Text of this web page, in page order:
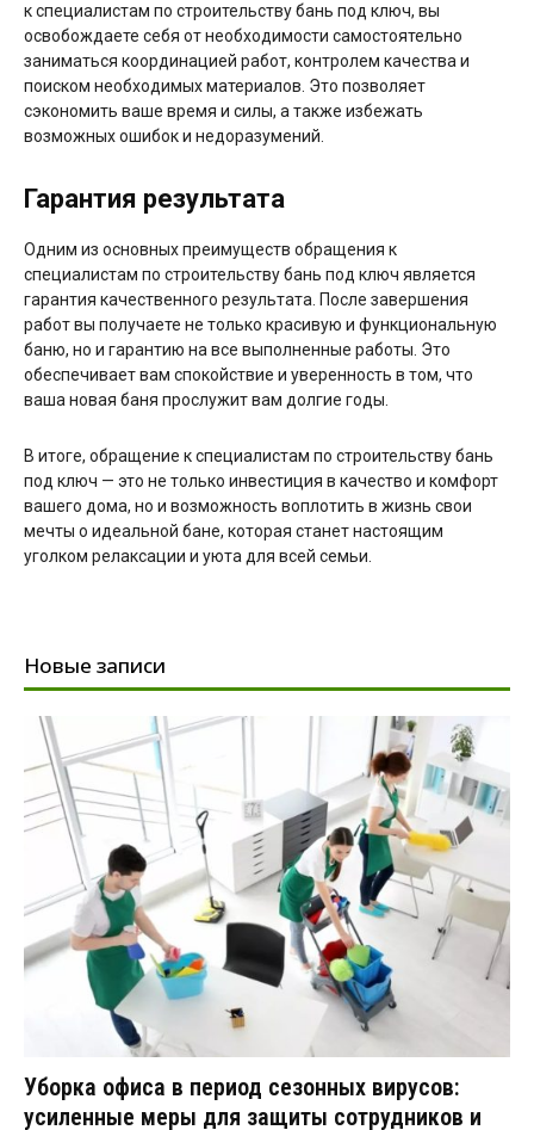
к специалистам по строительству бань под ключ, вы
освобождаете себя от необходимости самостоятельно
заниматься координацией работ, контролем качества и
поиском необходимых материалов. Это позволяет
сэкономить ваше время и силы, а также избежать
возможных ошибок и недоразумений.
Гарантия результата
Одним из основных преимуществ обращения к
специалистам по строительству бань под ключ является
гарантия качественного результата. После завершения
работ вы получаете не только красивую и функциональную
баню, но и гарантию на все выполненные работы. Это
обеспечивает вам спокойствие и уверенность в том, что
ваша новая баня прослужит вам долгие годы.
В итоге, обращение к специалистам по строительству бань
под ключ — это не только инвестиция в качество и комфорт
вашего дома, но и возможность воплотить в жизнь свои
мечты о идеальной бане, которая станет настоящим
уголком релаксации и уюта для всей семьи.
Новые записи
Уборка офиса в период сезонных вирусов:
усиленные меры для защиты сотрудников и